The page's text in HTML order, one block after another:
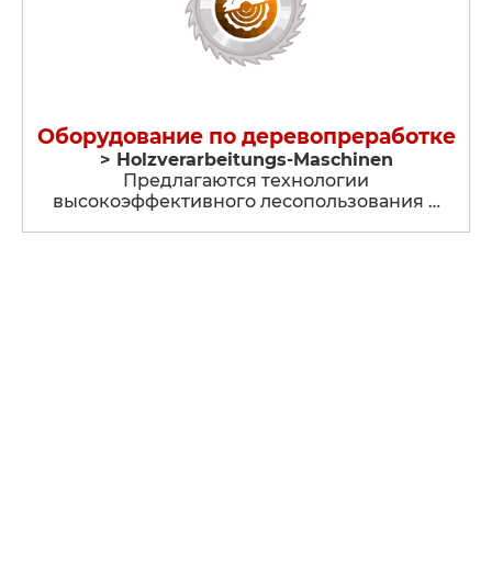
Оборудование по деревопреработке
> Holzverarbeitungs-Maschinen
Предлагаются технологии
высокоэффективного лесопользования …